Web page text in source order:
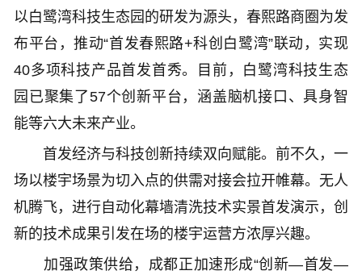
以白鹭湾科技生态园的研发为源头，春熙路商圈为发
布平台，推动“首发春熙路+科创白鹭湾”联动，实现
40多项科技产品首发首秀。目前，白鹭湾科技生态
园已聚集了57个创新平台，涵盖脑机接口、具身智
能等六大未来产业。
首发经济与科技创新持续双向赋能。前不久，一
场以楼宇场景为切入点的供需对接会拉开帷幕。无人
机腾飞，进行自动化幕墙清洗技术实景首发演示，创
新的技术成果引发在场的楼宇运营方浓厚兴趣。
加强政策供给，成都正加速形成“创新—首发—